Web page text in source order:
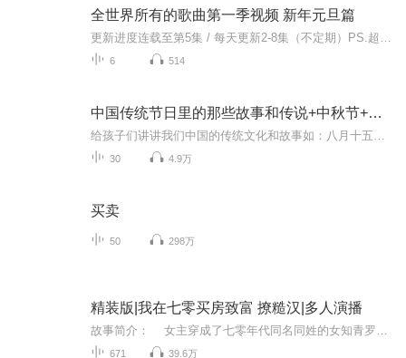
全世界所有的歌曲第一季视频 新年元旦篇
6 514
中国传统节日里的那些故事和传说+中秋节+元旦春节等
30 4.9万
买卖
50 298万
精装版|我在七零买房致富 撩糙汉|多人演播
671 39.6万